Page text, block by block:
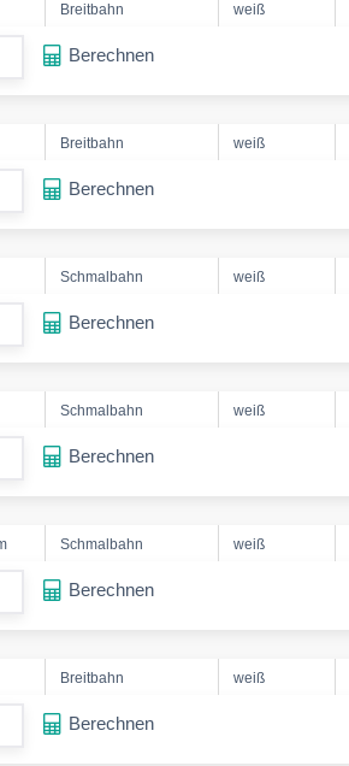
Breitbahn weiß
amount
Berechnen
Breitbahn weiß
amount
Berechnen
Schmalbahn weiß
amount
Berechnen
Schmalbahn weiß
amount
Berechnen
Schmalbahn weiß
amount
Berechnen
Breitbahn weiß
amount
Berechnen